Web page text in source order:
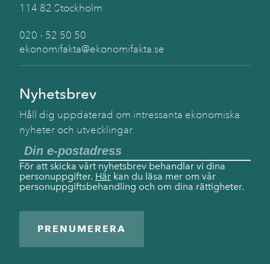
114 82 Stockholm
020 - 52 50 50
ekonomifakta@ekonomifakta.se
Nyhetsbrev
Håll dig uppdaterad om intressanta ekonomiska
nyheter och utvecklingar.
För att skicka vårt nyhetsbrev behandlar vi dina
personuppgifter. Här kan du läsa mer om vår
personuppgiftsbehandling och om dina rättigheter.
PRENUMERERA